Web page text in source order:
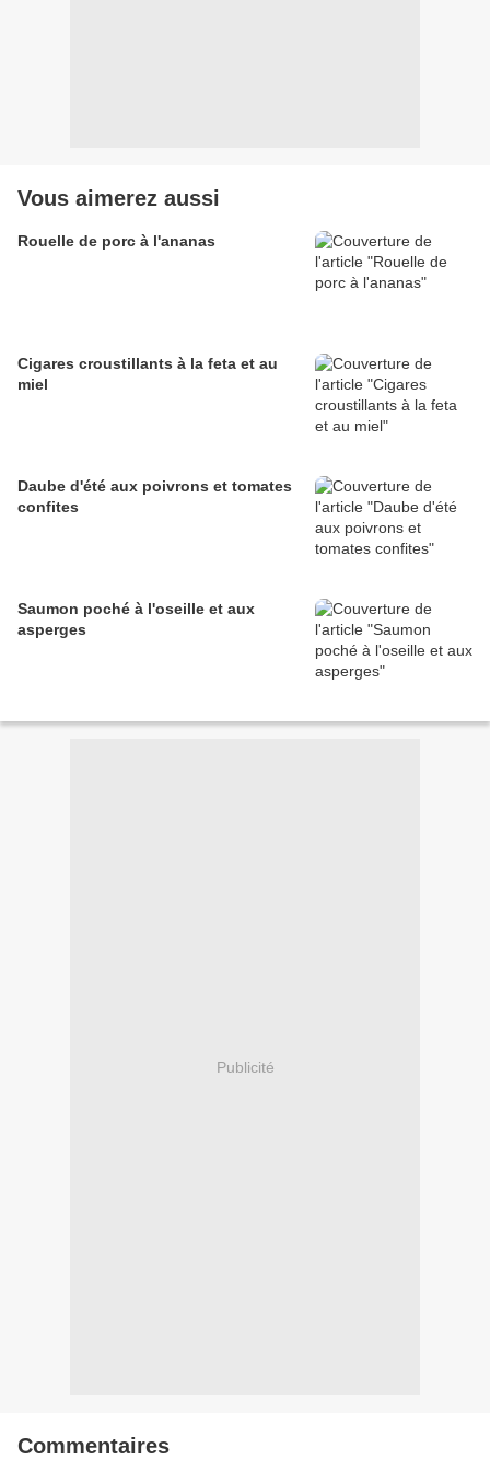
Vous aimerez aussi
Rouelle de porc à l'ananas
Cigares croustillants à la feta et au
miel
Daube d'été aux poivrons et tomates
confites
Saumon poché à l'oseille et aux
asperges
Publicité
Commentaires